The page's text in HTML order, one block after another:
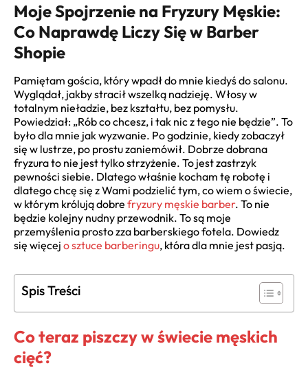
Moje Spojrzenie na Fryzury Męskie:
Co Naprawdę Liczy Się w Barber
Shopie
Pamiętam gościa, który wpadł do mnie kiedyś do salonu.
Wyglądał, jakby stracił wszelką nadzieję. Włosy w
totalnym nieładzie, bez kształtu, bez pomysłu.
Powiedział: „Rób co chcesz, i tak nic z tego nie będzie”. To
było dla mnie jak wyzwanie. Po godzinie, kiedy zobaczył
się w lustrze, po prostu zaniemówił. Dobrze dobrana
fryzura to nie jest tylko strzyżenie. To jest zastrzyk
pewności siebie. Dlatego właśnie kocham tę robotę i
dlatego chcę się z Wami podzielić tym, co wiem o świecie,
w którym królują dobre fryzury męskie barber. To nie
będzie kolejny nudny przewodnik. To są moje
przemyślenia prosto zza barberskiego fotela. Dowiedz
się więcej o sztuce barberingu, która dla mnie jest pasją.
Spis Treści
Co teraz piszczy w świecie męskich
cięć?